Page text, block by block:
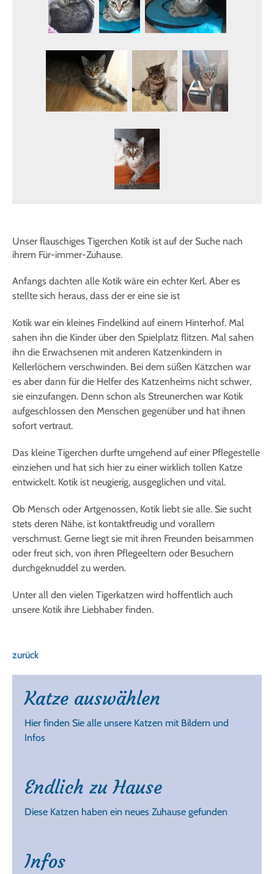
Unser flauschiges Tigerchen Kotik ist auf der Suche nach
ihrem Für-immer-Zuhause.
Anfangs dachten alle Kotik wäre ein echter Kerl. Aber es
stellte sich heraus, dass der er eine sie ist
Kotik war ein kleines Findelkind auf einem Hinterhof. Mal
sahen ihn die Kinder über den Spielplatz flitzen. Mal sahen
ihn die Erwachsenen mit anderen Katzenkindern in
Kellerlöchern verschwinden. Bei dem süßen Kätzchen war
es aber dann für die Helfer des Katzenheims nicht schwer,
sie einzufangen. Denn schon als Streunerchen war Kotik
aufgeschlossen den Menschen gegenüber und hat ihnen
sofort vertraut.
Das kleine Tigerchen durfte umgehend auf einer Pflegestelle
einziehen und hat sich hier zu einer wirklich tollen Katze
entwickelt. Kotik ist neugierig, ausgeglichen und vital.
Ob Mensch oder Artgenossen, Kotik liebt sie alle. Sie sucht
stets deren Nähe, ist kontaktfreudig und vorallem
verschmust. Gerne liegt sie mit ihren Freunden beisammen
oder freut sich, von ihren Pflegeeltern oder Besuchern
durchgeknuddel zu werden.
Unter all den vielen Tigerkatzen wird hoffentlich auch
unsere Kotik ihre Liebhaber finden.
zurück
Katze auswählen
Hier finden Sie alle unsere Katzen mit Bildern und
Infos
Endlich zu Hause
Diese Katzen haben ein neues Zuhause gefunden
Infos